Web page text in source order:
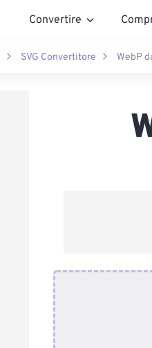
Convertire
SVG Convertitore WebP